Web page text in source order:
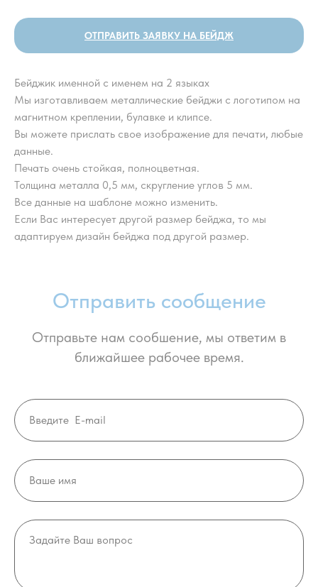
ОТПРАВИТЬ ЗАЯВКУ НА БЕЙДЖ
Бейджик именной с именем на 2 языках
Мы изготавливаем металлические бейджи с логотипом на
магнитном креплении, булавке и клипсе.
Вы можете прислать свое изображение для печати, любые
данные.
Печать очень стойкая, полноцветная.
Толщина металла 0,5 мм, скругление углов 5 мм.
Все данные на шаблоне можно изменить.
Если Вас интересует другой размер бейджа, то мы
адаптируем дизайн бейджа под другой размер.
Отправить сообщение
Отправьте нам сообшение, мы ответим в
ближайшее рабочее время.